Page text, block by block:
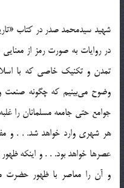
شهید سیدمحمد صدر در کتاب
در روایات به صورت رمز از
تمدن و تکنیک خاصى که با
وضوح مى‌بینیم که چگونه
جوامع حتى جامعه مسلمانان را
هر شهرى وارد خواهد شد. . . و
عصرها خواهد بود. . . و اینکه
و آن را معاصر با ظهور